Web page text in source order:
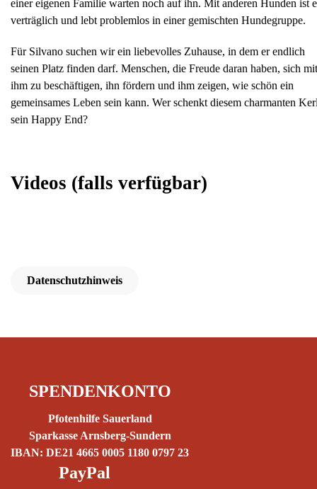
einer eigenen Familie warten noch auf ihn. Mit anderen Hunden ist
verträglich und lebt problemlos in einer gemischten Hundegruppe.
Für Silvano suchen wir ein liebevolles Zuhause, in dem er endlich
seinen Platz finden darf. Menschen, die Freude daran haben, sich mit
ihm zu beschäftigen, ihn fördern und ihm zeigen, wie schön ein
gemeinsames Leben sein kann. Wer schenkt diesem charmanten
sein Happy End?
Videos (falls verfügbar)
Datenschutzhinweis
SPENDENKONTO
Pfotenhilfe Sauerland
Sparkasse Arnsberg-Sundern
IBAN: DE21 4665 0005 1180 0797 23
PayPal